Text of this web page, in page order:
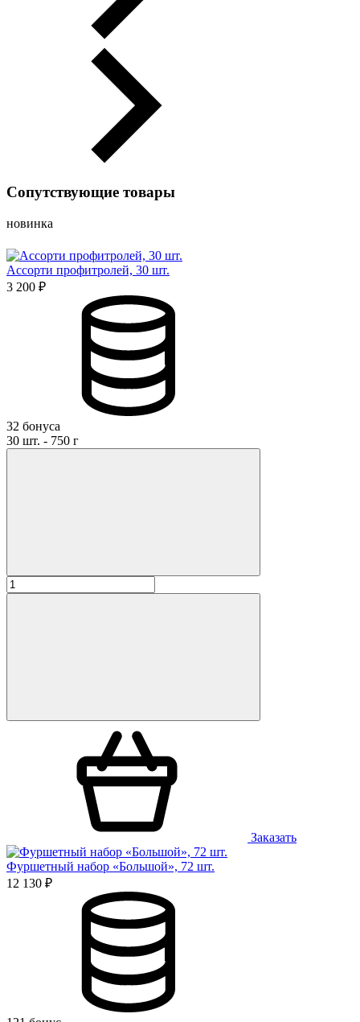
Сопутствующие товары
новинка
Ассорти профитролей, 30 шт.
3 200 ₽
32 бонуса
30 шт. - 750 г
Заказать
Фуршетный набор «Большой», 72 шт.
12 130 ₽